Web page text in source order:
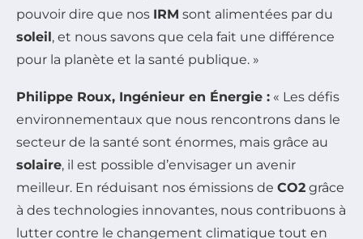
pouvoir dire que nos IRM sont alimentées par du
soleil, et nous savons que cela fait une différence
pour la planète et la santé publique. »
Philippe Roux, Ingénieur en Énergie : « Les défis
environnementaux que nous rencontrons dans le
secteur de la santé sont énormes, mais grâce au
solaire, il est possible d’envisager un avenir
meilleur. En réduisant nos émissions de CO2 grâce
à des technologies innovantes, nous contribuons à
lutter contre le changement climatique tout en